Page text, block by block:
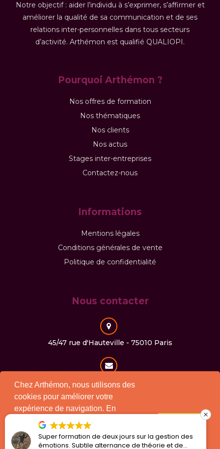
Notre objectif : aider l’individu à s’exprimer, s’affirmer et
améliorer la qualité de sa communication et de ses
relations inter-personnelles dans tous secteurs
d’activité. Arthémon est qualifié QUALIOPI.
Pourquoi Arthémon ?
Nos offres de formation
Nos thématiques
Nos clients
Nos actus
Stages inter-entreprises
Contactez-nous
Informations
Mentions légales
Conditions générales de vente
Politique de confidentialité
Nous contacter
45/47 rue d'Hauteville - 75010 Paris
contact@arthemon.com
01 40 30 25 71
Super formation de deux jours sur la gestion des
émotions. Subtile alternance de théorie et de
Chez Arthémon, nous utilisons des
cookies pour améliorer votre
expérience de navigation. En
continuant à utiliser notre site, vous
consentez à l'utilisation des cookies
conformément à notre politique.